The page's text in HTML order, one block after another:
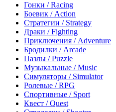
Гонки / Racing
Боевик / Action
Стратегии / Strategy
Драки / Fighting
Приключения / Adventure
Бродилки / Arcade
Пазлы / Puzzle
Музыкальные / Music
Симуляторы / Simulator
Ролевые / RPG
Спортивные / Sport
Квест / Quest